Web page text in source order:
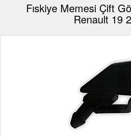
Fıskiye Memesi Çift
Renault 19